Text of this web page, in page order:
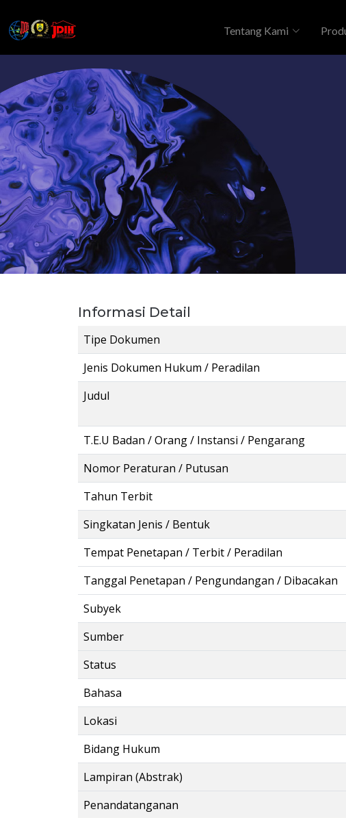
Tentang Kami
Produk Hukum Keputusan DPRD
Informasi Detail
Tipe Dokumen
Jenis Dokumen Hukum / Peradilan
Judul
T.E.U Badan / Orang / Instansi / Pengarang
Nomor Peraturan / Putusan
Tahun Terbit
Singkatan Jenis / Bentuk
Tempat Penetapan / Terbit / Peradilan
Tanggal Penetapan / Pengundangan / Dibacakan
Subyek
Sumber
Status
Bahasa
Lokasi
Bidang Hukum
Lampiran (Abstrak)
Penandatanganan